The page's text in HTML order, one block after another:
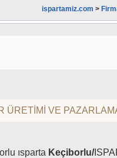
ispartamiz.com >
ÜRETİMİ VE
ısparta Keçiborlu/